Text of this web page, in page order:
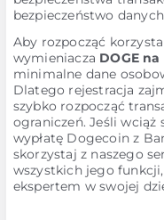
bezpieczeństwo
Aby rozpocząć
wymieniacza DOGE na
minimalne dane
Dlatego rejestracja
szybko rozpocząć
ograniczeń. Jeśli wciąż
wypłatę Dogecoin z
skorzystaj z naszego
wszystkich jego
ekspertem w swojej